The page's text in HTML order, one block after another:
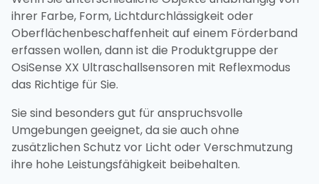
ihrer Farbe, Form, Lichtdurchlässigkeit oder
Oberflächenbeschaffenheit auf einem Förderband
erfassen wollen, dann ist die Produktgruppe der
OsiSense XX Ultraschallsensoren mit Reflexmodus
das Richtige für Sie.
Sie sind besonders gut für anspruchsvolle
Umgebungen geeignet, da sie auch ohne
zusätzlichen Schutz vor Licht oder Verschmutzung
ihre hohe Leistungsfähigkeit beibehalten.